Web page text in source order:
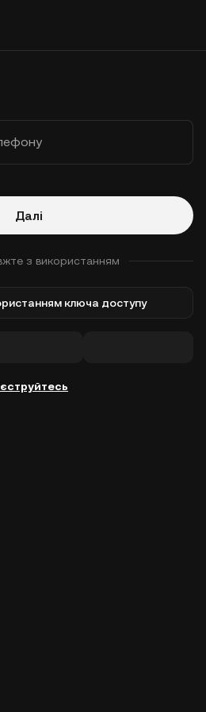
Далі
з використанням
ключа доступу